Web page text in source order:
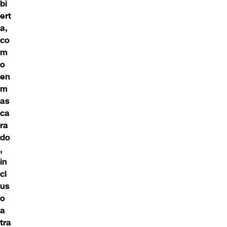
bi
ert
a,
co
m
o
en
m
as
ca
ra
do
,
in
cl
us
o
a
tra